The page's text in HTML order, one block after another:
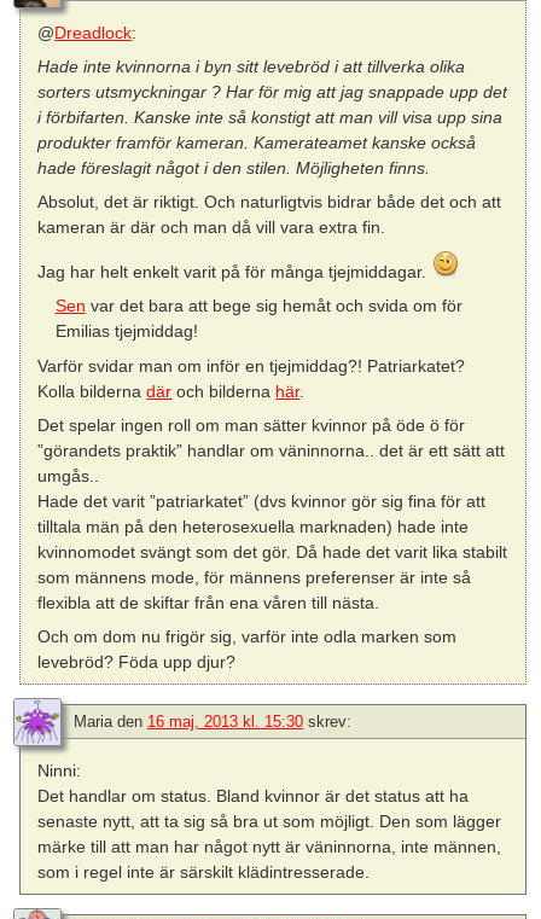
@Dreadlock:
Hade inte kvinnorna i byn sitt levebröd i att tillverka olika
sorters utsmyckningar ? Har för mig att jag snappade upp det
i förbifarten. Kanske inte så konstigt att man vill visa upp sina
produkter framför kameran. Kamerateamet kanske också
hade föreslagit något i den stilen. Möjligheten finns.
Absolut, det är riktigt. Och naturligtvis bidrar både det och att
kameran är där och man då vill vara extra fin.
Jag har helt enkelt varit på för många tjejmiddagar.
Sen var det bara att bege sig hemåt och svida om för
Emilias tjejmiddag!
Varför svidar man om inför en tjejmiddag?! Patriarkatet?
Kolla bildernadär och bilderna här.
Det spelar ingen roll om man sätter kvinnor på öde ö för
”görandets praktik” handlar om väninnorna.. det är ett sätt att
umgås..
Hade det varit ”patriarkatet” (dvs kvinnor gör sig fina för att
tilltala män på den heterosexuella marknaden) hade inte
kvinnomodet svängt som det gör. Då hade det varit lika stabilt
som männens mode, för männens preferenser är inte så
flexibla att de skiftar från ena våren till nästa.
Och om dom nu frigör sig, varför inte odla marken som
levebröd? Föda upp djur?
Mariaden 16 maj, 2013 kl. 15:30 skrev:
Ninni:
Det handlar om status. Bland kvinnor är det status att ha
senaste nytt, att ta sig så bra ut som möjligt. Den som lägger
märke till att man har något nytt är väninnorna, inte männen,
som i regel inte är särskilt klädintresserade.